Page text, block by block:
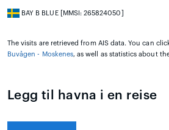
BAY B BLUE [MMSI: 265824050]
The visits are retrieved from AIS data. You can
Buvågen - Moskenes, as well as statistics about
Legg til havna i en reise